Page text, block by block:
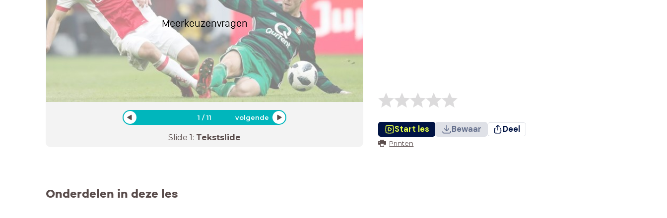
Meerkeuzenvragen
1 /11 volgende
Slide 1: Tekstslide
Start les Bewaar Deel
Printen
Onderdelen in deze les